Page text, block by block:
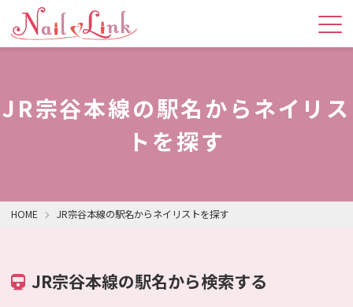
JR宗谷本線の駅名からネイリス
トを探す
HOME JR宗谷本線の駅名からネイリストを探す
JR宗谷本線の駅名から検索する